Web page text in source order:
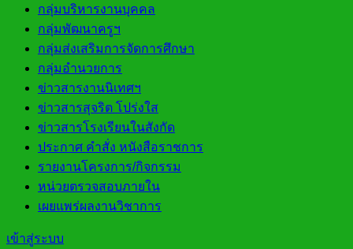
กลุ่มบริหารงานบุคคล
กลุ่มพัฒนาครูฯ
กลุ่มส่งเสริมการจัดการศึกษา
กลุ่มอำนวยการ
ข่าวสารงานนิเทศฯ
ข่าวสารสุจริต โปร่งใส
ข่าวสารโรงเรียนในสังกัด
ประกาศ คำสั่ง หนังสือราชการ
รายงานโครงการ/กิจกรรม
หน่วยตรวจสอบภายใน
เผยแพร่ผลงานวิชาการ
เข้าสู่ระบบ